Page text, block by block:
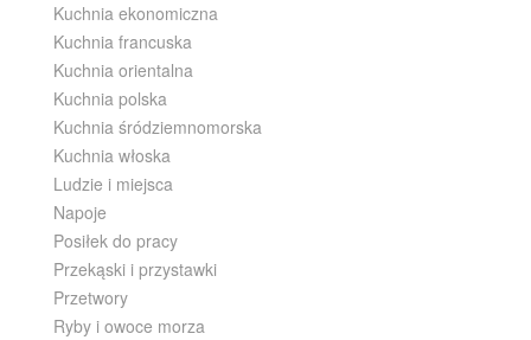
Kuchnia ekonomiczna
Kuchnia francuska
Kuchnia orientalna
Kuchnia polska
Kuchnia śródziemnomorska
Kuchnia włoska
Ludzie i miejsca
Napoje
Posiłek do pracy
Przekąski i przystawki
Przetwory
Ryby i owoce morza